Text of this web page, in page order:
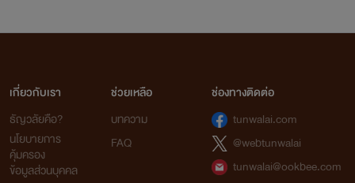
เกี่ยวกับเรา
ธัญวลัยคือ?
นโยบายการ
คุ้มครอง
ข้อมูลส่วนบุคคล
ช่วยเหลือ
บทความ
FAQ
ช่องทางติดต่อ
tunwalai.com
@webtunwalai
tunwalai@ookbee.com